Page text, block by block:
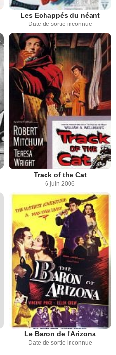
Les Echappés du néant
Date de sortie inconnue
Track of the Cat
6 juin 2006
Le Baron de l'Arizona
Date de sortie inconnue